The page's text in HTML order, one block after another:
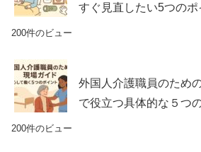
すぐ見直したい5つのポ
200件のビュー
外国人介護職員のため
で役立つ具体的な５つ
200件のビュー